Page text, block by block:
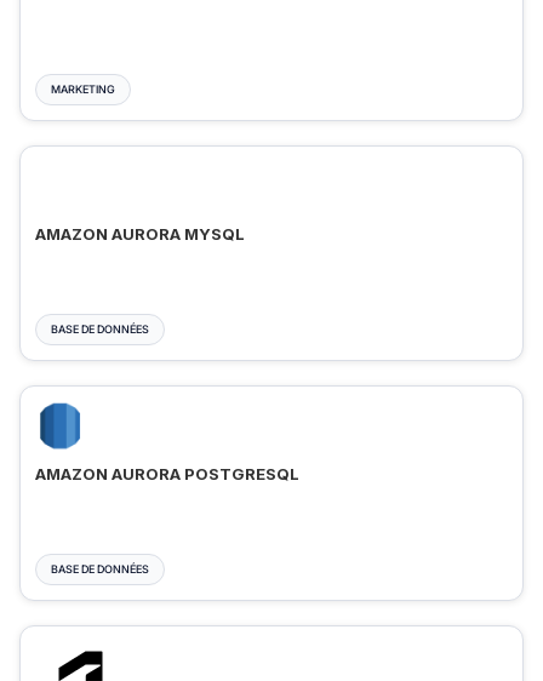
MARKETING
AMAZON AURORA MYSQL
BASE DE DONNÉES
AMAZON AURORA POSTGRESQL
BASE DE DONNÉES